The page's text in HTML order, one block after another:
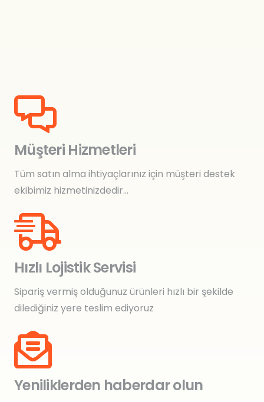
Müşteri Hizmetleri
Tüm satın alma ihtiyaçlarınız için müşteri destek
ekibimiz hizmetinizdedir…
Hızlı Lojistik Servisi
Sipariş vermiş olduğunuz ürünleri hızlı bir şekilde
dilediğiniz yere teslim ediyoruz
Yeniliklerden haberdar olun